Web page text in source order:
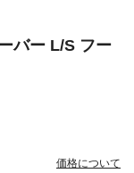
バー L/S フー
価格について